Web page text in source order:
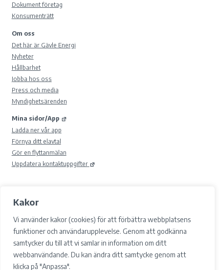
Kakor
Vi använder kakor (cookies) för att förbättra webbplatsens
funktioner och användarupplevelse. Genom att godkänna
samtycker du till att vi samlar in information om ditt
webbanvändande. Du kan ändra ditt samtycke genom att
klicka på "Anpassa".
Dokument företag
Konsumenträtt
Om oss
Det här är Gävle Energi
Nyheter
Hållbarhet
Jobba hos oss
Press och media
Myndighetsärenden
Mina sidor/App
Ladda ner vår app
Förnya ditt elavtal
Gör en flyttanmälan
Uppdatera kontaktuppgifter
Samtyckesval
Cookies
Integritetspolicy och GDPR
Tillgänglighet
Facebook